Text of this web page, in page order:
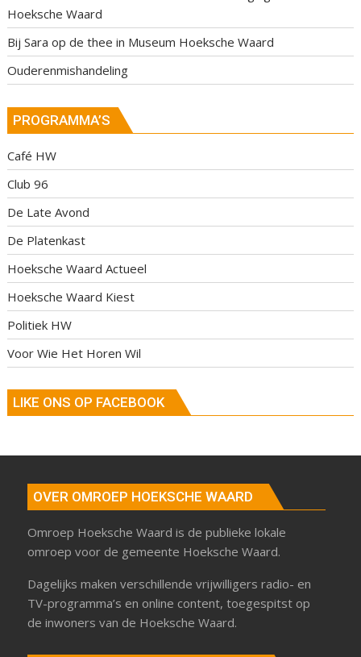
Hoeksche Waard
Bij Sara op de thee in Museum Hoeksche Waard
Ouderenmishandeling
PROGRAMMA’S
Café HW
Club 96
De Late Avond
De Platenkast
Hoeksche Waard Actueel
Hoeksche Waard Kiest
Politiek HW
Voor Wie Het Horen Wil
LIKE ONS OP FACEBOOK
OVER OMROEP HOEKSCHE WAARD
Omroep Hoeksche Waard is de publieke lokale
omroep voor de gemeente Hoeksche Waard.
Dagelijks maken verschillende vrijwilligers radio- en
TV-programma’s en online content, toegespitst op
de inwoners van de Hoeksche Waard.